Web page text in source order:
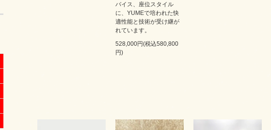
バイス、座位スタイル
に、YUMEで培われた快
適性能と技術が受け継が
れています。
528,000円(税込580,800
円)